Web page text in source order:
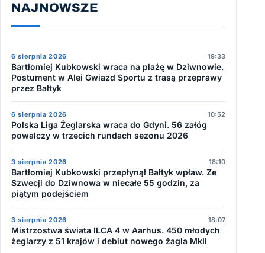
NAJNOWSZE
6 sierpnia 2026 19:33
Bartłomiej Kubkowski wraca na plażę w Dziwnowie.
Postument w Alei Gwiazd Sportu z trasą przeprawy
przez Bałtyk
6 sierpnia 2026 10:52
Polska Liga Żeglarska wraca do Gdyni. 56 załóg
powalczy w trzecich rundach sezonu 2026
3 sierpnia 2026 18:10
Bartłomiej Kubkowski przepłynął Bałtyk wpław. Ze
Szwecji do Dziwnowa w niecałe 55 godzin, za
piątym podejściem
3 sierpnia 2026 18:07
Mistrzostwa świata ILCA 4 w Aarhus. 450 młodych
żeglarzy z 51 krajów i debiut nowego żagla MkII